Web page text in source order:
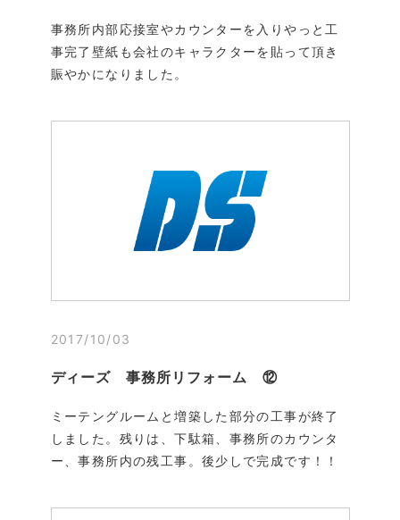
事務所内部応接室やカウンターを入りやっと工
事完了壁紙も会社のキャラクターを貼って頂き
賑やかになりました。
2017/10/03
ディーズ 事務所リフォーム ⑫
ミーテングルームと増築した部分の工事が終了
しました。残りは、下駄箱、事務所のカウンタ
ー、事務所内の残工事。後少しで完成です！！